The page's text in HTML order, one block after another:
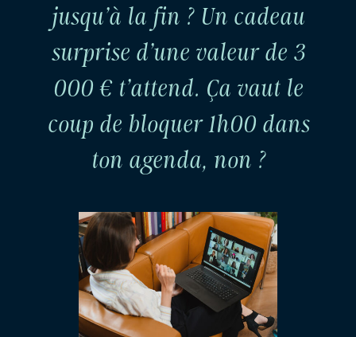
jusqu’à la fin ? Un cadeau
surprise d’une valeur de 3
000 € t’attend. Ça vaut le
coup de bloquer 1h00 dans
ton agenda, non ?